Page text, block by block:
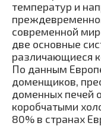
температур и
современной
две основные
различающиеся
По данным
доменщиков,
доменных печей
коробчатыми
80% в странах